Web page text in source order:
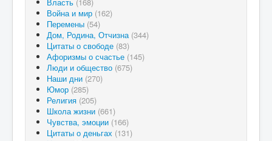
Война и мир (162)
Перемены (54)
Дом, Родина, Отчизна (344)
Цитаты о свободе (83)
Афоризмы о счастье (145)
Люди и общество (675)
Наши дни (270)
Юмор (285)
Религия (205)
Школа жизни (661)
Чувства, эмоции (166)
Цитаты о деньгах (131)